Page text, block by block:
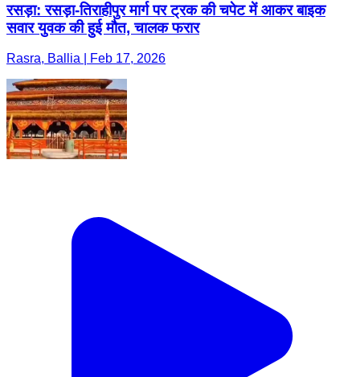
रसड़ा: रसड़ा-तिराहीपुर मार्ग पर ट्रक की चपेट में आकर बाइक
सवार युवक की हुई मौत, चालक फरार
Rasra, Ballia | Feb 17, 2026